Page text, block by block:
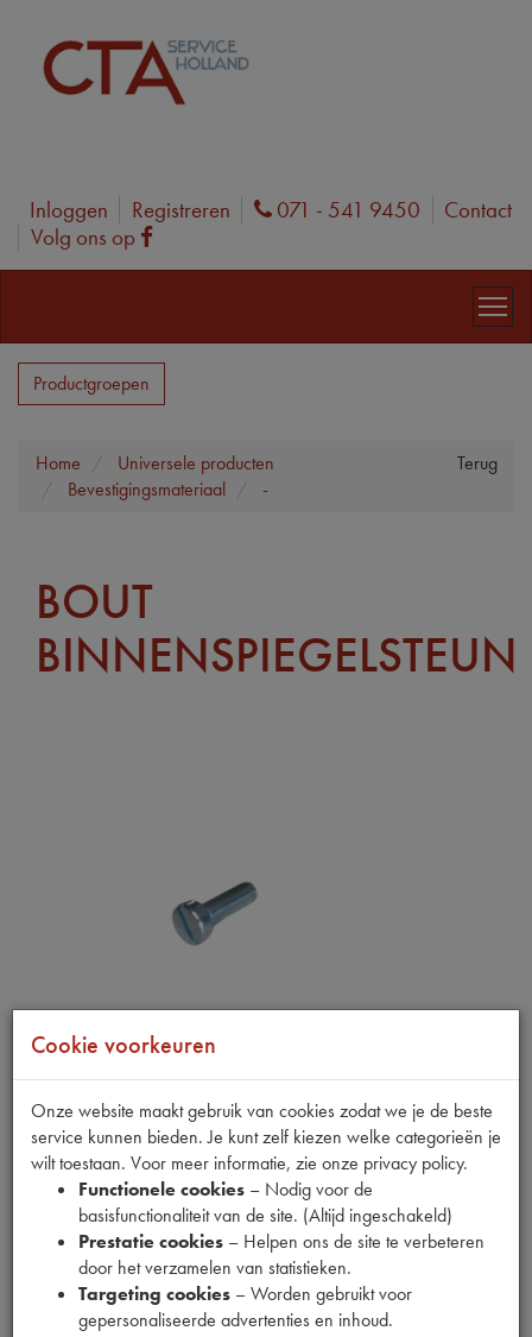
Inloggen Registreren Phone
071 - 541 9450
Contact
Volg ons op
Facebook
Productgroepen
Terug
Home
Universele producten
Bevestigingsmateriaal
-
BOUT
BINNENSPIEGELSTEUN
Productnummer
6660011
Prijs
59 (€ 0,49 excl. btw)
Bestel
Cookie voorkeuren
Onze website maakt gebruik van cookies zodat we je de beste
service kunnen bieden. Je kunt zelf kiezen welke categorieën je
wilt toestaan. Voor meer informatie, zie onze privacy policy.
Functionele cookies – Nodig voor de
basisfunctionaliteit van de site. (Altijd ingeschakeld)
Prestatie cookies – Helpen ons de site te verbeteren
door het verzamelen van statistieken.
Targeting cookies – Worden gebruikt voor
gepersonaliseerde advertenties en inhoud.